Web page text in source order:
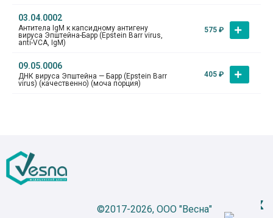
03.04.0002
Антитела IgM к капсидному антигену
вируса Эпштейна-Барр (Epstein Barr virus,
anti-VCA, IgM)
575 ₽
09.05.0006
ДНК вируса Эпштейна — Барр (Epstein Barr
virus) (качественно) (моча порция)
405 ₽
©2017-2026, ООО "Весна"